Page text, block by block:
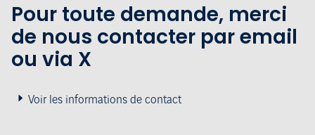
Pour toute demande, merci
de nous contacter par email
ou via X
Voir les informations de contact